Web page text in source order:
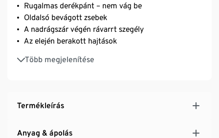
Rugalmas derékpánt – nem vág be
Oldalsó bevágott zsebek
A nadrágszár végén rávarrt szegély
Az elején berakott hajtások
Több megjelenítése
Elasztánnal: formatartó, tökéletesen áll, rendkívül
kényelmes viselet
Termékleírás
Anyag & ápolás